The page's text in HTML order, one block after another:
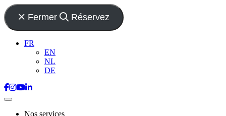
Fermer Réservez
FR
EN
NL
DE
Nos services